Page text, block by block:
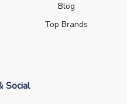
Blog
Top Brands
Social